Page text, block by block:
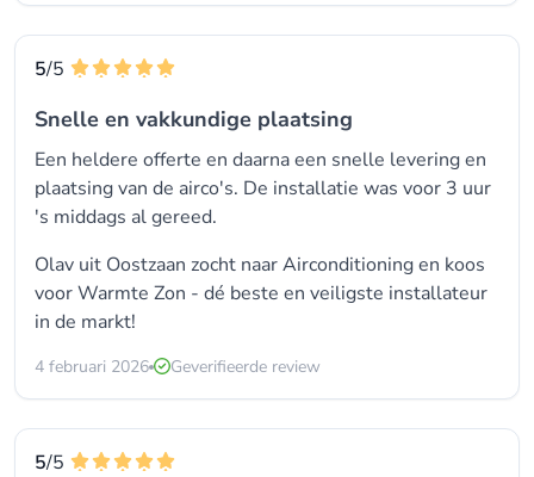
5/5
Snelle en vakkundige plaatsing
Een heldere offerte en daarna een snelle levering en
plaatsing van de airco's. De installatie was voor 3 uur
's middags al gereed.
Olav uit Oostzaan zocht naar Airconditioning en koos
voorWarmte Zon - dé beste en veiligste installateur
in de markt!
4 februari 2026 Geverifieerde review
5/5